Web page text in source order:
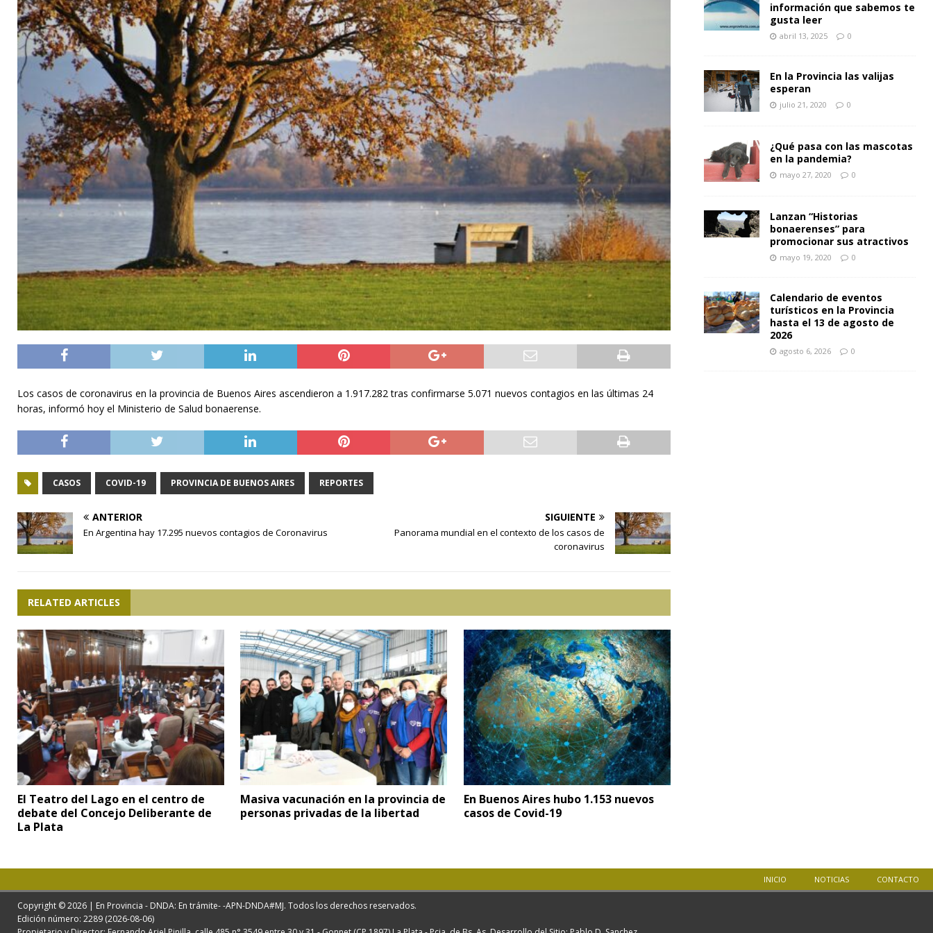
Los casos de coronavirus en la provincia de Buenos Aires ascendieron a 1.917.282 tras confirmarse 5.071 nuevos contagios en las últimas 24
horas, informó hoy el Ministerio de Salud bonaerense.
CASOS COVID-19 PROVINCIA DE BUENOS AIRES REPORTES
ANTERIOR
En Argentina hay 17.295 nuevos contagios de Coronavirus
SIGUIENTE
Panorama mundial en el contexto de los casos de
coronavirus
RELATED ARTICLES
El Teatro del Lago en el centro de
debate del Concejo Deliberante de
La Plata
Masiva vacunación en la provincia de
personas privadas de la libertad
En Buenos Aires hubo 1.153 nuevos
casos de Covid-19
información que sabemos te
gusta leer
abril 13, 2025 0
En la Provincia las valijas
esperan
julio 21, 2020 0
¿Qué pasa con las mascotas
en la pandemia?
mayo 27, 2020 0
Lanzan “Historias
bonaerenses” para
promocionar sus atractivos
mayo 19, 2020 0
Calendario de eventos
turísticos en la Provincia
hasta el 13 de agosto de
2026
agosto 6, 2026 0
INICIO NOTICIAS CONTACTO
Copyright © 2026 | En Provincia - DNDA: En trámite- -APN-DNDA#MJ. Todos los derechos reservados.
Edición número: 2289 (2026-08-06)